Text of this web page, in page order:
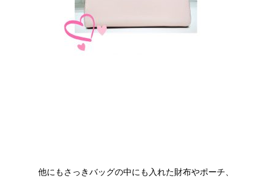
他にもさっきバッグの中にも入れた財布やポーチ、